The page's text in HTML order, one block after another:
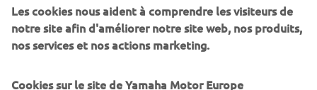
Length x Width x Height = 2,150 mm x 885 mm x
1,250 mm
Les cookies nous aident à comprendre les visiteurs de
notre site afin d'améliorer notre site web, nos produits,
nos services et nos actions marketing.
Cookies sur le site de Yamaha Motor Europe